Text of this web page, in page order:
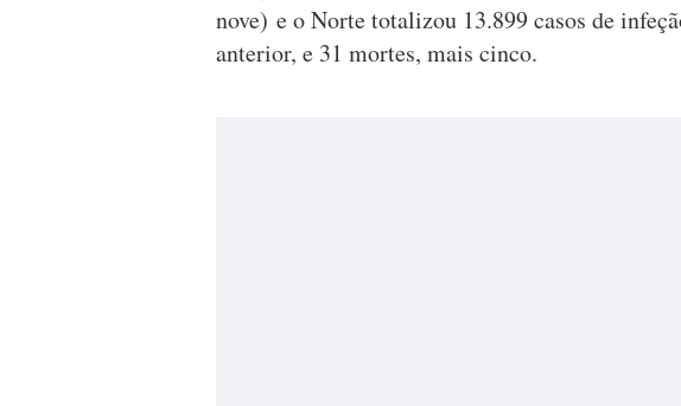
nove) e o Norte totalizou 13.899 casos de
anterior, e 31 mortes, mais cinco.